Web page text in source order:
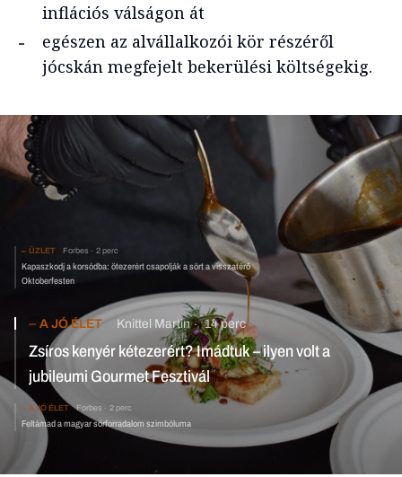
inflációs válságon át
egészen az alvállalkozói kör részéről
jócskán megfejelt bekerülési költségekig.
ÜZLET Forbes 2 perc
Kapaszkodj a korsódba: ötezerért csapolják a sört a visszatérő
Oktoberfesten
A JÓ ÉLET Knittel Martin 14 perc
Zsíros kenyér kétezerért? Imádtuk – ilyen volt a
jubileumi Gourmet Fesztivál
A JÓ ÉLET Forbes 2 perc
Feltámad a magyar sörforradalom szimbóluma